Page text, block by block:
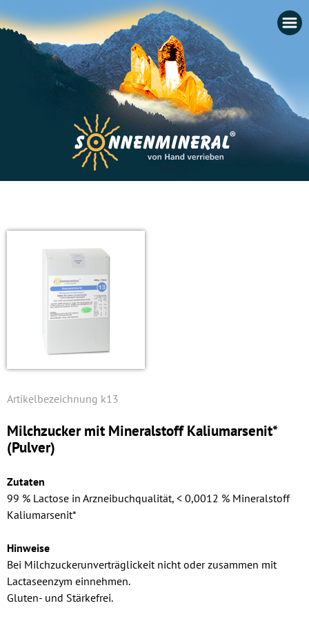
Startseite
k13
Milchzucker mit Mineralstoff Kalium­arsenit*
(Pulver)
Zutaten
99 % Lactose in Arzneibuchqualität, < 0,0012 % Mineralstoff
Kalium­arsenit*
Hinweise
Bei Milchzuckerunverträglickeit nicht oder zusammen mit
Lactaseenzym einnehmen.
Gluten- und Stärkefrei.